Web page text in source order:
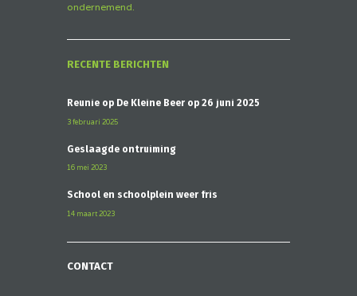
ondernemend.
RECENTE BERICHTEN
Reünie op De Kleine Beer op 26 juni 2025
3 februari 2025
Geslaagde ontruiming
16 mei 2023
School en schoolplein weer fris
14 maart 2023
CONTACT